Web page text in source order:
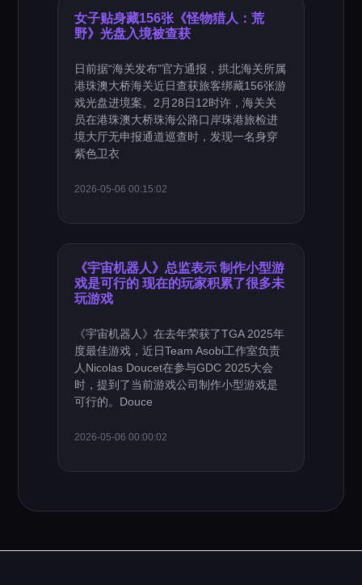
女子贴身藏156张《怪物猎人：荒
野》光盘入境被查获
日前据“海关发布”官方通报，拱北海关所属
港珠澳大桥海关近日查获旅客绑藏156张游
戏光盘进境案。2月28日12时许，海关关
员在港珠澳大桥珠海公路口岸珠港旅检进
境大厅无申报通道巡查时，发现一名身穿
紫色卫衣
2026-05-06 00:15:02
《宇宙机器人》总监表示 制作小型游
戏是可行的 现在的玩家积累了很多未
玩游戏
《宇宙机器人》在去年荣获了TGA 2025年
度最佳游戏，近日Team Asobi工作室负责
人Nicolas Doucet在参与GDC 2025大会
时，提到了当前游戏公司制作小型游戏是
可行的。Douce
2026-05-06 00:00:02